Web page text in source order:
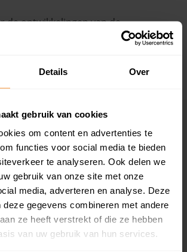
Details Over
gebruik van cookies
om content en advertenties te
functies voor social media te bieden
te analyseren. Ook delen we
gebruik van onze site met onze
media, adverteren en analyse. Deze
deze gegevens combineren met andere
ze heeft verstrekt of die ze hebben
van uw gebruik van hun services.
contact met ons op
- 08:00 -18:00
de ontwikkelingen van de
en andere cijfers in deze
Bûtendiken.
omschrijving
woningmarkten
Amsterdam
Den Haag
Rotterdam
Utrecht
Groningen
Eindhoven
Tilburg